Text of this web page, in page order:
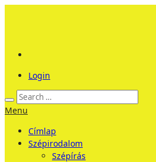
Login
Menu
Címlap
Szépirodalom
Szépírás